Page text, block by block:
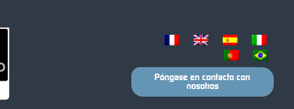
Póngase en contacto con
nosotros